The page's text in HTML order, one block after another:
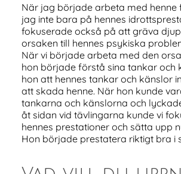
När jag började arbeta med henne
jag inte bara på hennes
fokuserade också på att gräva
orsaken till hennes psykiska
När vi började arbeta med den
hon började förstå sina tankar och
hon att hennes tankar och känslor
att skada henne. När hon kunde
tankarna och känslorna och
åt sidan vid tävlingarna kunde vi
hennes prestationer och sätta upp
Hon började prestatera riktigt bra i